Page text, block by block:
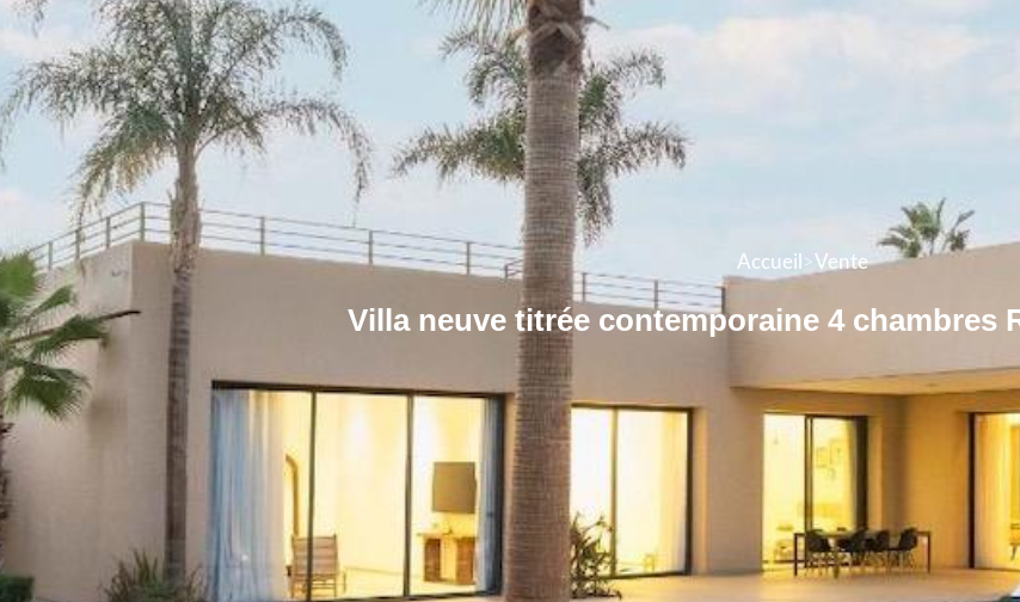
Accueil >Vente
Villa neuve titrée contemporaine 4 chambres